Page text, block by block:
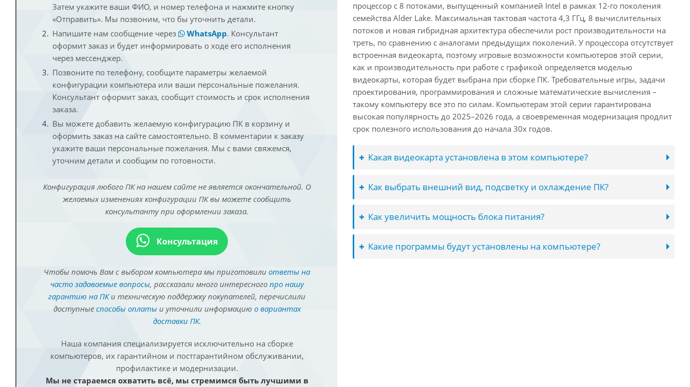
Затем укажите ваши ФИО, и номер телефона и нажмите кнопку
«Отправить». Мы позвоним, что бы уточнить детали.
Напишите нам сообщение через
WhatsApp. Консультант
оформит заказ и будет информировать о ходе его исполнения
через мессенджер.
Позвоните по телефону, сообщите параметры желаемой
конфигурации компьютера или ваши персональные пожелания.
Консультант оформит заказ, сообщит стоимость и срок исполнения
заказа.
Вы можете добавить желаемую конфигурацию ПК в корзину и
оформить заказ на сайте самостоятельно. В комментарии к заказу
укажите ваши персональные пожелания. Мы с вами свяжемся,
уточним детали и сообщим по готовности.
Конфигурация любого ПК на нашем сайте не является окончательной. О
желаемых изменениях конфигурации ПК вы можете сообщить
консультанту при оформлении заказа.
Консультация
Чтобы помочь Вам с выбором компьютера мы приготовили ответы на
часто задаваемые вопросы, рассказали много интересного про нашу
гарантию на ПКи техническую поддержку покупателей, перечислили
доступные способы оплатыи уточнили информацию о вариантах
доставки ПК.
Наша компания специализируется исключительно на сборке
компьютеров, их гарантийном и постгарантийном обслуживании,
профилактике и модернизации.
Мы не стараемся охватить всё, мы стремимся быть лучшими в
процессор с 8 потоками, выпущенный компанией Intel в рамках 12-го поколения
семейства Alder Lake. Максимальная тактовая частота 4,3 ГГц, 8 вычислительных
потоков и новая гибридная архитектура обеспечили рост производительности на
треть, по сравнению с аналогами предыдущих поколений. У процессора отсутствует
встроенная видеокарта, поэтому игровые возможности компьютеров этой серии,
как и производительность при работе с графикой определяется моделью
видеокарты, которая будет выбрана при сборке ПК. Требовательные игры, задачи
проектирования, программирования и сложные математические вычисления –
такому компьютеру все это по силам. Компьютерам этой серии гарантирована
высокая популярность до 2025–2026 года, а своевременная модернизация продлит
срок полезного использования до начала 30х годов.
Какая видеокарта установлена в этом компьютере?
Как выбрать внешний вид, подсветку и охлаждение ПК?
Как увеличить мощность блока питания?
Какие программы будут установлены на компьютере?